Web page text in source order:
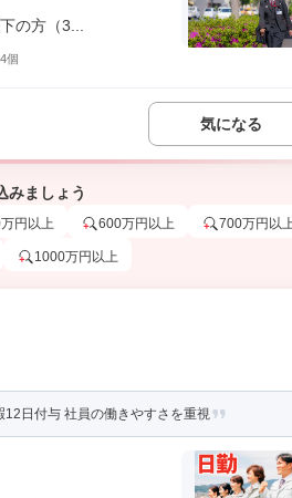
の方（3...
個
気になる
みましょう
円以上 600万円以上 700万円以
1000万円以上
12日付与 社員の働きやすさを重視